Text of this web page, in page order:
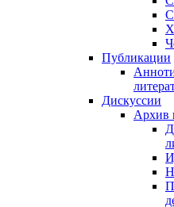
Публикации
Дискуссии
Архив